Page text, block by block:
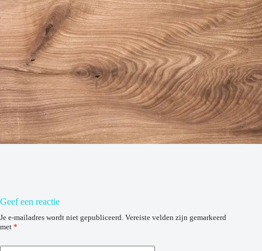
Geef een reactie
Je e-mailadres wordt niet gepubliceerd. Vereiste velden zijn gemarkeerd
met *